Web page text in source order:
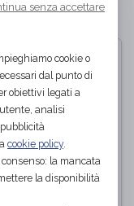
PAGINA 1 DI 1
senza accettare
cookie o
dal punto di
obiettivi legati a
analisi
cookie policy.
la mancata
la disponibilità